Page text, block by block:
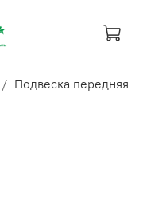
Подвеска передняя